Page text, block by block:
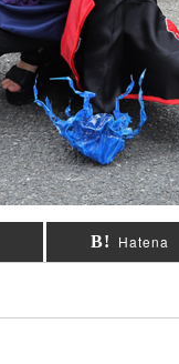
Hatena